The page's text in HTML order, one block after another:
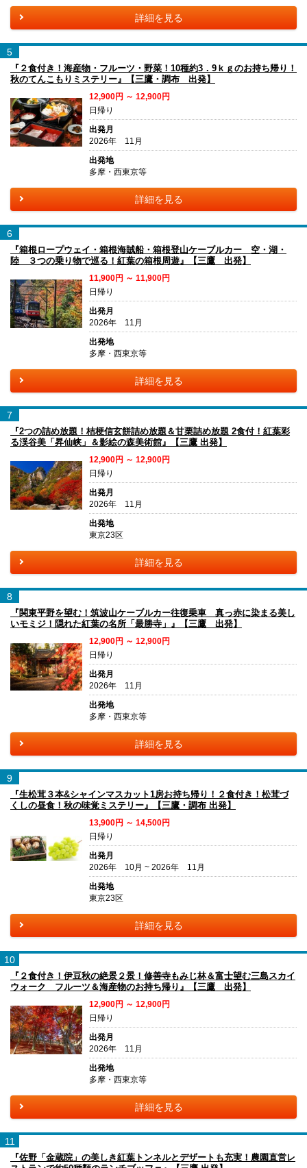
詳細を見る
5
『２食付き！海産物・フルーツ・野菜！10種約3．9ｋｇのお持ち帰り！
秋のてんこもりミステリー』【三鷹・調布 出発】
12,900円 ～ 12,900円
日帰り
出発月
2026年 11月
出発地
多摩・西東京等
詳細を見る
6
『箱根ロープウェイ・箱根海賊船・箱根登山ケーブルカー 空・湖・
陸 ３つの乗り物で巡る！紅葉の箱根周遊』【三鷹 出発】
11,900円 ～ 11,900円
日帰り
出発月
2026年 11月
出発地
多摩・西東京等
詳細を見る
7
『2つの詰め放題！桔梗信玄餅詰め放題＆甘栗詰め放題 2食付！紅葉彩
る渓谷美「昇仙峡」＆影絵の森美術館』【三鷹 出発】
12,900円 ～ 12,900円
日帰り
出発月
2026年 11月
出発地
東京23区
詳細を見る
8
『関東平野を望む！筑波山ケーブルカー往復乗車 真っ赤に染まる美し
いモミジ！隠れた紅葉の名所「最勝寺」』【三鷹 出発】
12,900円 ～ 12,900円
日帰り
出発月
2026年 11月
出発地
多摩・西東京等
詳細を見る
9
『生松茸３本&シャインマスカット1房お持ち帰り！２食付き！松茸づ
くしの昼食！秋の味覚ミステリー』【三鷹・調布 出発】
13,900円 ～ 14,500円
日帰り
出発月
2026年 10月 ~ 2026年 11月
出発地
東京23区
詳細を見る
10
『２食付き！伊豆秋の絶景２景！修善寺もみじ林＆富士望む三島スカイ
ウォーク フルーツ＆海産物のお持ち帰り』【三鷹 出発】
12,900円 ～ 12,900円
日帰り
出発月
2026年 11月
出発地
多摩・西東京等
詳細を見る
11
『佐野「金蔵院」の美しき紅葉トンネルとデザートも充実！農園直営レ